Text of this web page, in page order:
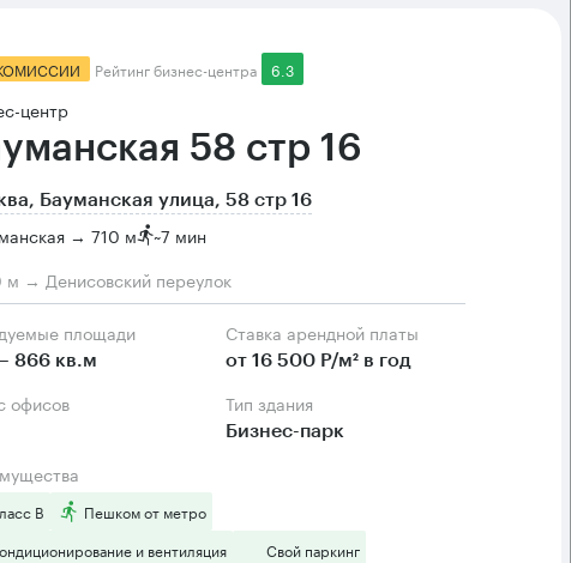
Рейтинг бизнес-центра 6.3
центр
58 стр 16
Бауманская улица, 58 стр 16
→ 710 м ~7 мин
м → Денисовский переулок
площади
866 кв.м
Ставка арендной платы
от 16 500 Р/м² в год
офисов Тип здания
Бизнес-парк
B
Пешком от метро
и вентиляция
Свой паркинг